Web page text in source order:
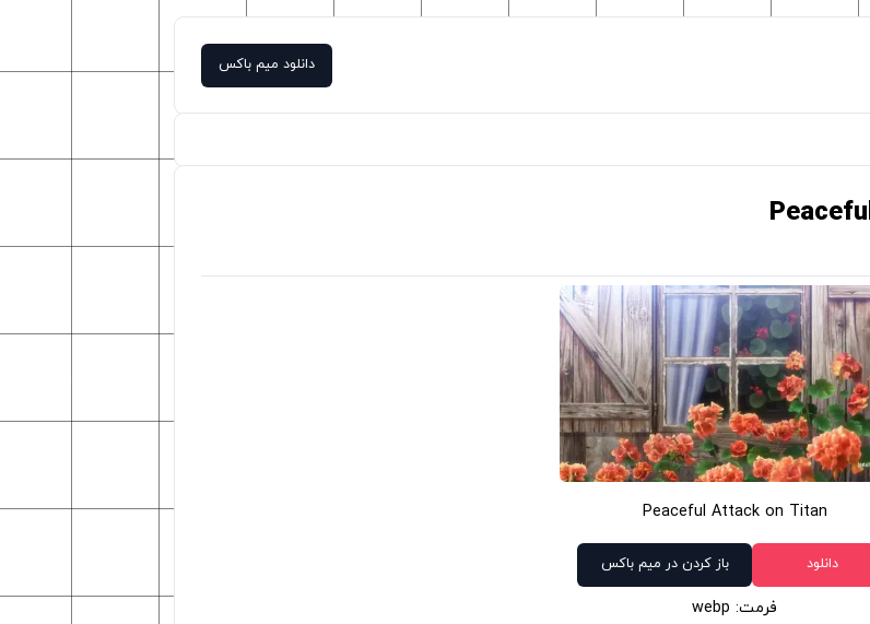
دانلود میم باکس
Peaceful Attack on Titan
دانلود باز کردن در میم باکس
فرمت: webp